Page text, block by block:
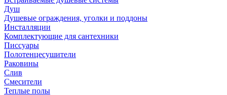
Душ
Душевые ограждения, уголки и поддоны
Инсталляции
Комплектующие для сантехники
Писсуары
Полотенцесушители
Раковины
Слив
Смесители
Теплые полы